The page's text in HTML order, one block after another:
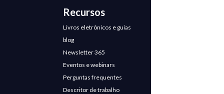
Recursos
Livros eletrônicos e guias
blog
Newsletter 365
Eventos e webinars
Perguntas frequentes
Descritor de trabalho